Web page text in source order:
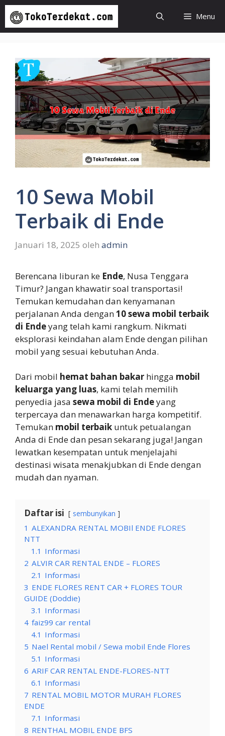
Langsung
isi
Menu
10 Sewa Mobil
Terbaik di Ende
Januari 18, 2025 oleh admin
Berencana liburan ke Ende, Nusa Tenggara
Timur? Jangan khawatir soal transportasi!
Temukan kemudahan dan kenyamanan
perjalanan Anda dengan10 sewa mobil terbaik
di Endeyang telah kami rangkum. Nikmati
eksplorasi keindahan alam Ende dengan pilihan
mobil yang sesuai kebutuhan Anda.
Dari mobil hemat bahan bakar hingga mobil
keluarga yang luas, kami telah memilih
penyedia jasa sewa mobil di Endeyang
terpercaya dan menawarkan harga kompetitif.
Temukan mobil terbaik untuk petualangan
Anda di Ende dan pesan sekarang juga! Jangan
lewatkan kesempatan untuk menjelajahi
destinasi wisata menakjubkan di Ende dengan
mudah dan nyaman.
Daftar isi sembunyikan
1 ALEXANDRA RENTAL MOBIl ENDE FLORES
NTT
1.1 Informasi
2 ALVIR CAR RENTAL ENDE – FLORES
2.1 Informasi
3 ENDE FLORES RENT CAR + FLORES TOUR
GUIDE (Doddie)
3.1 Informasi
4 faiz99 car rental
4.1 Informasi
5 Nael Rental mobil / Sewa mobil Ende Flores
5.1 Informasi
6 ARIF CAR RENTAL ENDE-FLORES-NTT
6.1 Informasi
7 RENTAL MOBIL MOTOR MURAH FLORES
ENDE
7.1 Informasi
8 RENTHAL MOBIL ENDE BFS